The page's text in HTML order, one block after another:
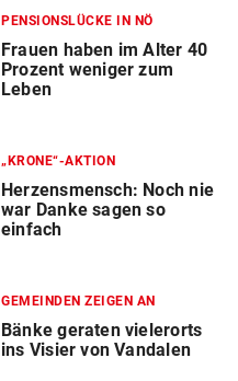
PENSIONSLÜCKE IN NÖ
Frauen haben im Alter 40
Prozent weniger zum
Leben
„KRONE“-AKTION
Herzensmensch: Noch nie
war Danke sagen so
einfach
GEMEINDEN ZEIGEN AN
Bänke geraten vielerorts
ins Visier von Vandalen